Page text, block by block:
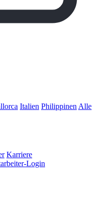
Italien Philippinen Alle
Karriere
Login